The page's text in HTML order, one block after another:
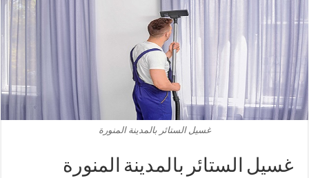
غسيل الستائر بالمدينة المنورة
غسيل الستائر بالمدينة المنورة